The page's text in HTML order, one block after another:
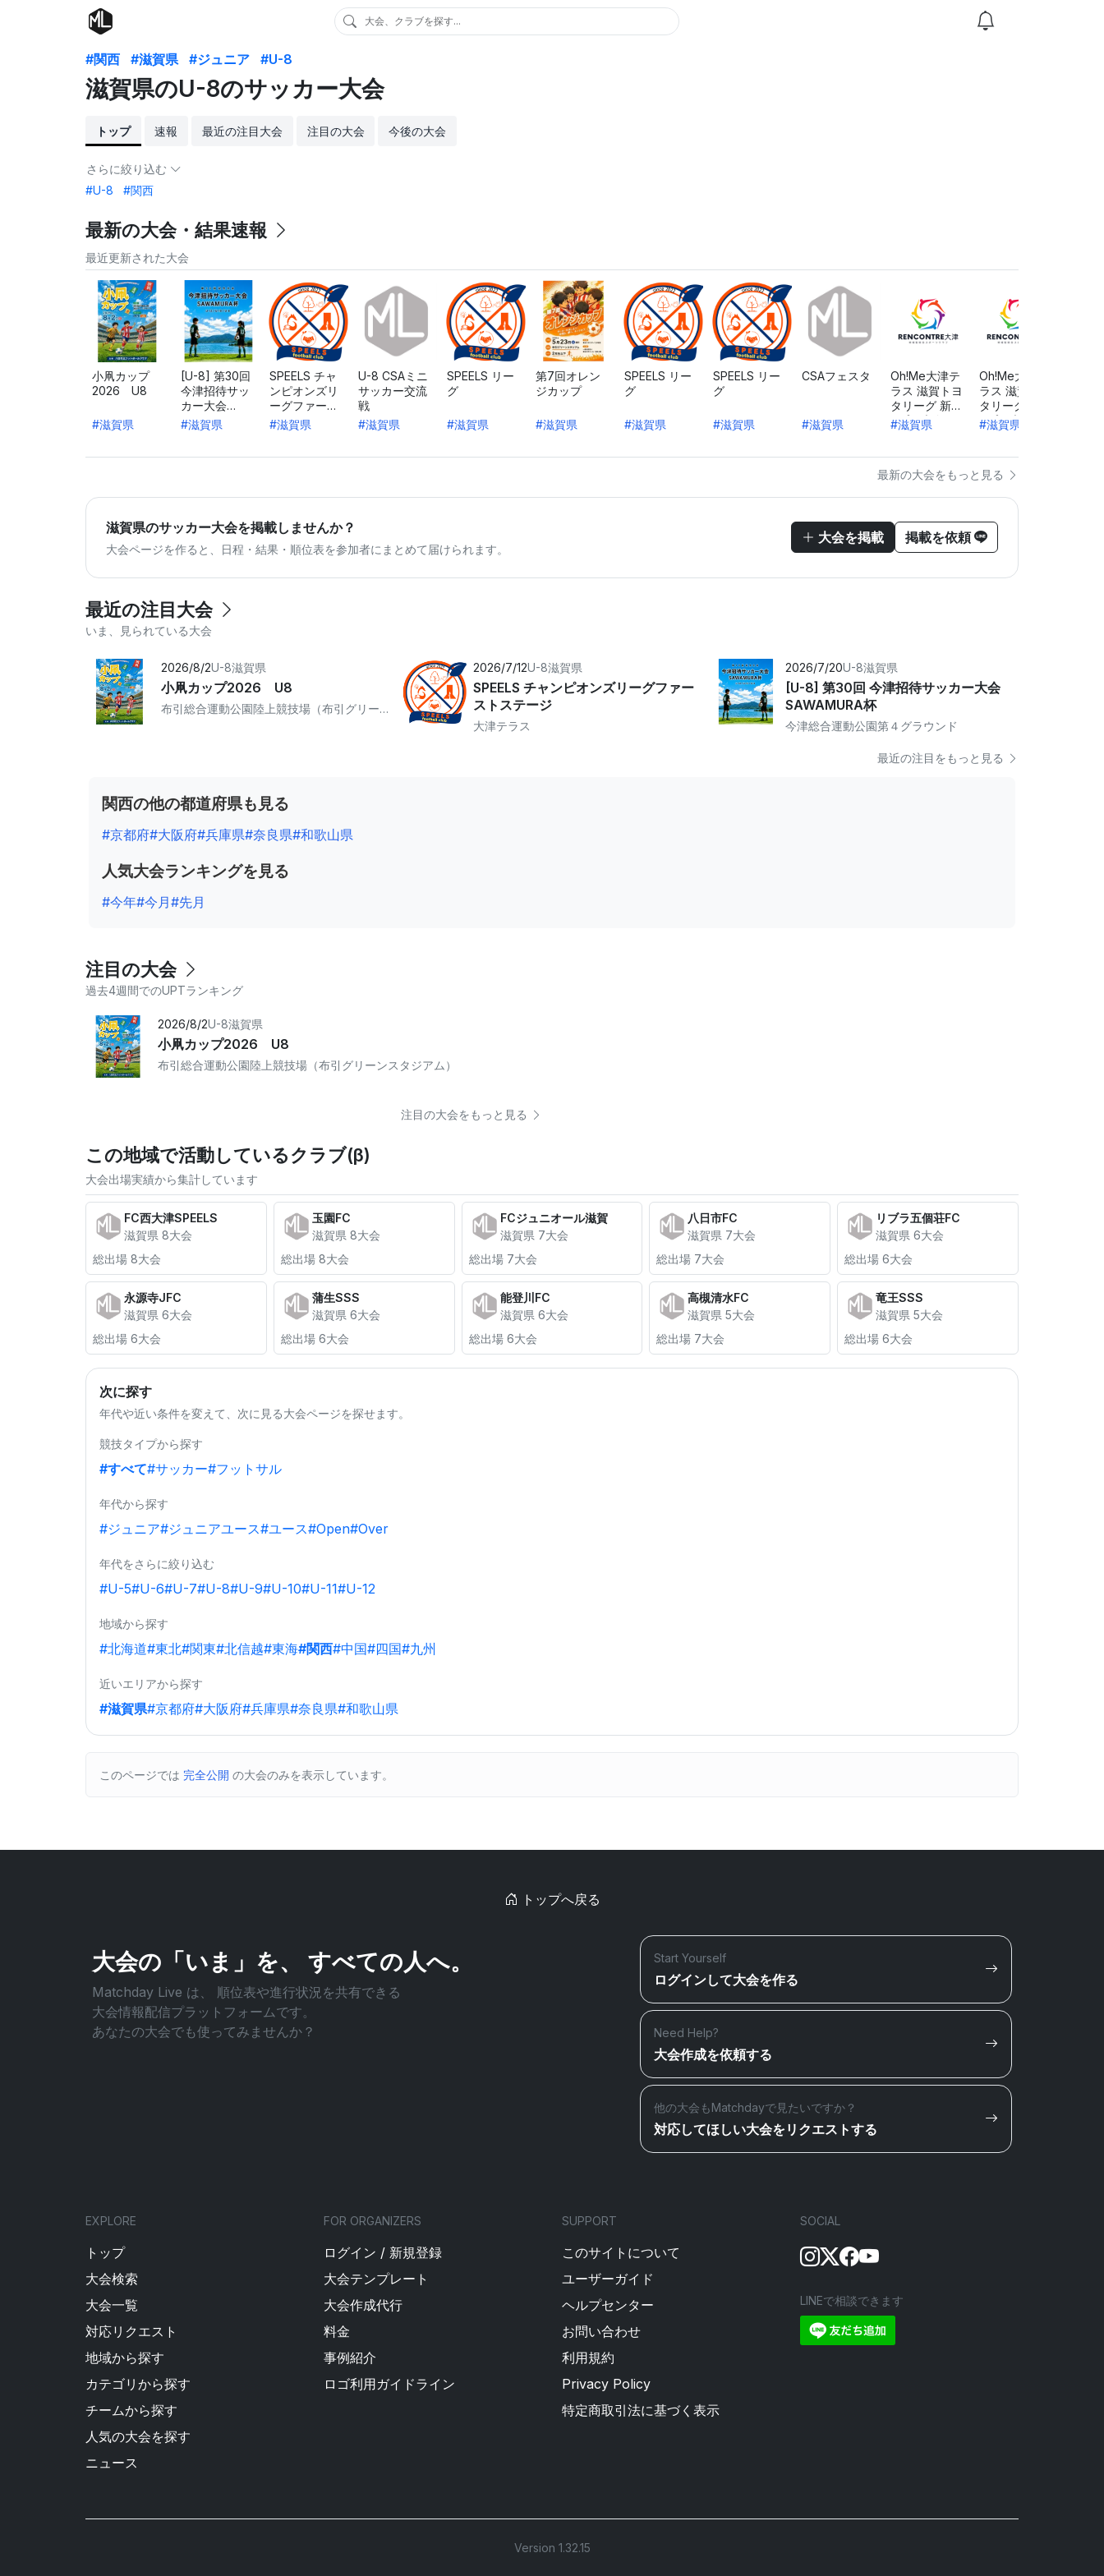
大会、クラブを探す...
#関西 #滋賀県 #ジュニア #U-8
滋賀県のU-8のサッカー大会
トップ 速報 最近の注目大会 注目の大会 今後の大会
さらに絞り込む
#U-8
#関西
最新の大会・結果速報
最近更新された大会
小凧カップ
2026 U8
#滋賀県
[U-8] 第30回
今津招待サッ
カー大会
SAWAMURA
杯
#滋賀県
SPEELS チャ
ンピオンズリ
ーグファース
トステージ
#滋賀県
U-8 CSAミニ
サッカー交流
戦
#滋賀県
SPEELS リー
グ
#滋賀県
第7回オレン
ジカップ
#滋賀県
SPEELS リー
グ
#滋賀県
SPEELS リー
グ
#滋賀県
CSAフェスタ
#滋賀県
Oh!Me大津テ
ラス 滋賀トヨ
タリーグ 新U-
8プレ大会 Bリ
ーグ 第2節
#滋賀県
Oh!Me大津テ
ラス 滋賀トヨ
タリーグ 新U-
8プレ大会 Aリ
ーグ第2節
#滋賀県
最新の大会をもっと見る
滋賀県のサッカー大会を掲載しませんか？
大会ページを作ると、日程・結果・順位表を参加者にまとめて届けられます。
大会を掲載 掲載を依頼
最近の注目大会
いま、見られている大会
2026/8/2U-8滋賀県
小凧カップ2026 U8
布引総合運動公園陸上競技場（布引グリーンスタジアム）
2026/7/12U-8滋賀県
SPEELS チャンピオンズリーグファー
ストステージ
大津テラス
2026/7/20U-8滋賀県
[U-8] 第30回 今津招待サッカー大会
SAWAMURA杯
今津総合運動公園第４グラウンド
最近の注目をもっと見る
関西の他の都道府県も見る
#京都府#大阪府#兵庫県#奈良県#和歌山県
人気大会ランキングを見る
#今年#今月#先月
注目の大会
過去4週間でのUPTランキング
2026/8/2U-8滋賀県
小凧カップ2026 U8
布引総合運動公園陸上競技場（布引グリーンスタジアム）
注目の大会をもっと見る
この地域で活動しているクラブ(β)
大会出場実績から集計しています
FC西大津SPEELS
滋賀県 8大会
総出場 8大会
玉園FC
滋賀県 8大会
総出場 8大会
FCジュニオール滋賀
滋賀県 7大会
総出場 7大会
八日市FC
滋賀県 7大会
総出場 7大会
リブラ五個荘FC
滋賀県 6大会
総出場 6大会
永源寺JFC
滋賀県 6大会
総出場 6大会
蒲生SSS
滋賀県 6大会
総出場 6大会
能登川FC
滋賀県 6大会
総出場 6大会
高槻清水FC
滋賀県 5大会
総出場 7大会
竜王SSS
滋賀県 5大会
総出場 6大会
次に探す
年代や近い条件を変えて、次に見る大会ページを探せます。
競技タイプから探す
#すべて#サッカー#フットサル
年代から探す
#ジュニア#ジュニアユース#ユース#Open#Over
年代をさらに絞り込む
#U-5#U-6#U-7#U-8#U-9#U-10#U-11#U-12
地域から探す
#北海道#東北#関東#北信越#東海#関西#中国#四国#九州
近いエリアから探す
#滋賀県#京都府#大阪府#兵庫県#奈良県#和歌山県
このページでは 完全公開 の大会のみを表示しています。
トップへ戻る
大会の「いま」を、 すべての人へ。
Matchday Live は、 順位表や進行状況を共有できる
大会情報配信プラットフォームです。
あなたの大会でも使ってみませんか？
Start Yourself
ログインして大会を作る
Need Help?
大会作成を依頼する
他の大会もMatchdayで見たいですか？
対応してほしい大会をリクエストする
EXPLORE
トップ
大会検索
大会一覧
対応リクエスト
地域から探す
カテゴリから探す
チームから探す
人気の大会を探す
ニュース
FOR ORGANIZERS
ログイン / 新規登録
大会テンプレート
大会作成代行
料金
事例紹介
ロゴ利用ガイドライン
SUPPORT
このサイトについて
ユーザーガイド
ヘルプセンター
お問い合わせ
利用規約
Privacy Policy
特定商取引法に基づく表示
SOCIAL
LINEで相談できます
Version 1.32.15